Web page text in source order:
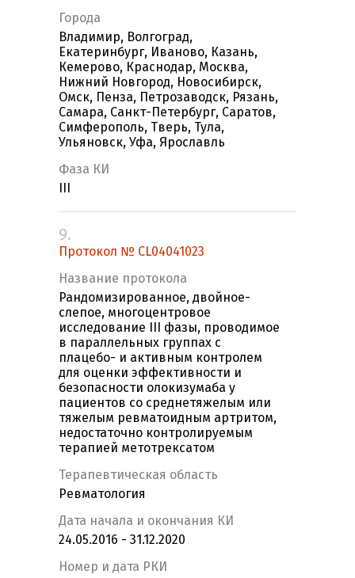
Города
Владимир, Волгоград,
Екатеринбург, Иваново, Казань,
Кемерово, Краснодар, Москва,
Нижний Новгород, Новосибирск,
Омск, Пенза, Петрозаводск, Рязань,
Самара, Санкт-Петербург, Саратов,
Симферополь, Тверь, Тула,
Ульяновск, Уфа, Ярославль
Фаза КИ
9.
Протокол № CL04041023
Название протокола
Рандомизированное, двойное-
слепое, многоцентровое
исследование III фазы, проводимое
в параллельных группах с
плацебо- и активным контролем
для оценки эффективности и
безопасности олокизумаба у
пациентов со среднетяжелым или
тяжелым ревматоидным артритом,
недостаточно контролируемым
терапией метотрексатом
Терапевтическая область
Ревматология
Дата начала и окончания КИ
24.05.2016 - 31.12.2020
Номер и дата РКИ